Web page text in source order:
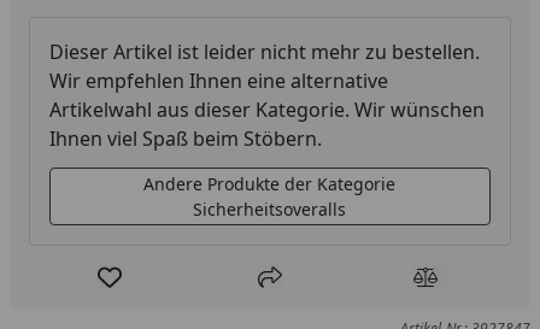
Dieser Artikel ist leider nicht mehr zu bestellen.
Wir empfehlen Ihnen eine alternative
Artikelwahl aus dieser Kategorie. Wir wünschen
Ihnen viel Spaß beim Stöbern.
Andere Produkte der Kategorie
Sicherheitsoveralls
Produkt zur Wunschliste hinzufügen
Teilen Produkt